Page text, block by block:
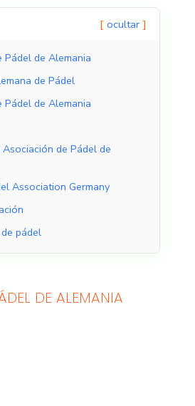
ocultar
Pádel de Alemania
de Pádel
Pádel de Alemania
de Pádel de
Association Germany
pádel
DE ALEMANIA